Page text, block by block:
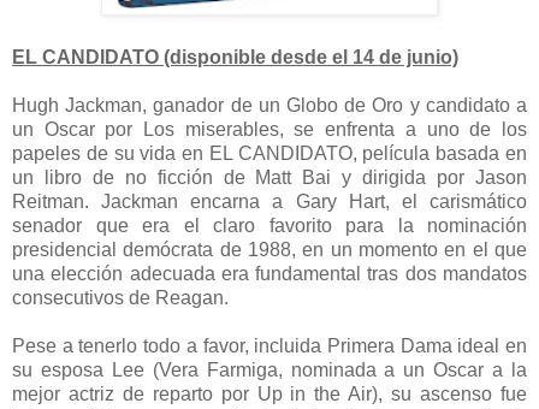
EL CANDIDATO (disponible desde el 14 de junio)
Hugh Jackman, ganador de un Globo de Oro y candidato a
un Oscar por Los miserables, se enfrenta a uno de los
papeles de su vida en EL CANDIDATO, película basada en
un libro de no ficción de Matt Bai y dirigida por Jason
Reitman. Jackman encarna a Gary Hart, el carismático
senador que era el claro favorito para la nominación
presidencial demócrata de 1988, en un momento en el que
una elección adecuada era fundamental tras dos mandatos
consecutivos de Reagan.
Pese a tenerlo todo a favor, incluida Primera Dama ideal en
su esposa Lee (Vera Farmiga, nominada a un Oscar a la
mejor actriz de reparto por Up in the Air), su ascenso fue